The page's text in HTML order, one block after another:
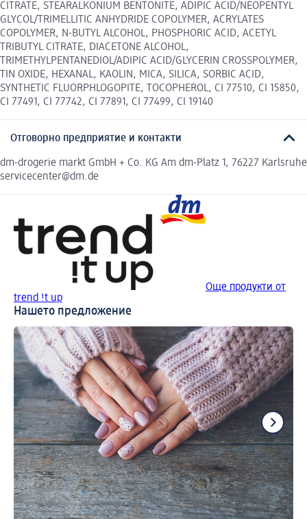
CITRATE, STEARALKONIUM BENTONITE, ADIPIC ACID/NEOPENTYL
GLYCOL/TRIMELLITIC ANHYDRIDE COPOLYMER, ACRYLATES
COPOLYMER, N-BUTYL ALCOHOL, PHOSPHORIC ACID, ACETYL
TRIBUTYL CITRATE, DIACETONE ALCOHOL,
TRIMETHYLPENTANEDIOL/ADIPIC ACID/GLYCERIN CROSSPOLYMER,
TIN OXIDE, HEXANAL, KAOLIN, MICA, SILICA, SORBIC ACID,
SYNTHETIC FLUORPHLOGOPITE, TOCOPHEROL, CI 77510, CI 15850,
CI 77491, CI 77742, CI 77891, CI 77499, CI 19140
Отговорно предприятие и контакти
dm-drogerie markt GmbH + Co. KG Am dm-Platz 1, 76227 Karlsruhe
servicecenter@dm.de
Още продукти от
trend !t up
Нашето предложение